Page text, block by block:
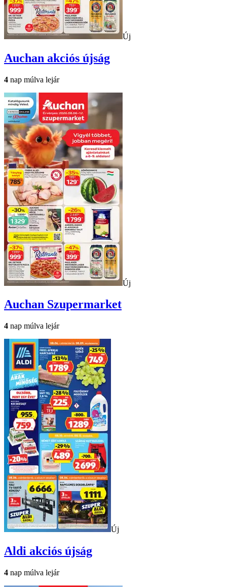
Új
Auchan akciós újság
4 nap múlva lejár
Új
Auchan Szupermarket
4 nap múlva lejár
Új
Aldi akciós újság
4 nap múlva lejár